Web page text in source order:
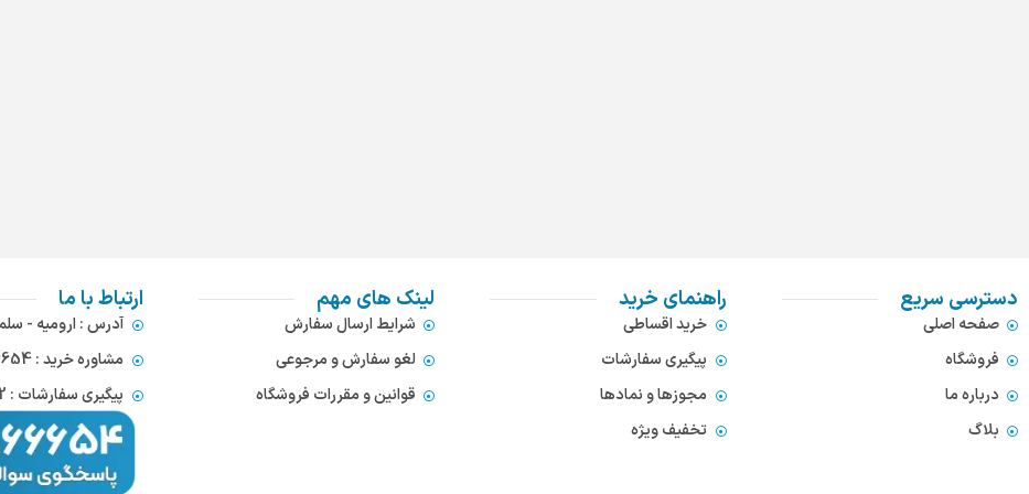
دسترسی سریع
صفحه اصلی
فروشگاه
درباره ما
بلاگ
راهنمای خرید
خرید اقساطی
پیگیری سفارشات
مجوزها و نمادها
تخفیف ویژه
لینک های مهم
شرایط ارسال سفارش
لغو سفارش و مرجوعی
قوانین و مقررات فروشگاه
ارتباط با ما
آدرس : ارومیه -
مشاوره خرید : 09372866654
پیگیری سفارشات : 09904259752